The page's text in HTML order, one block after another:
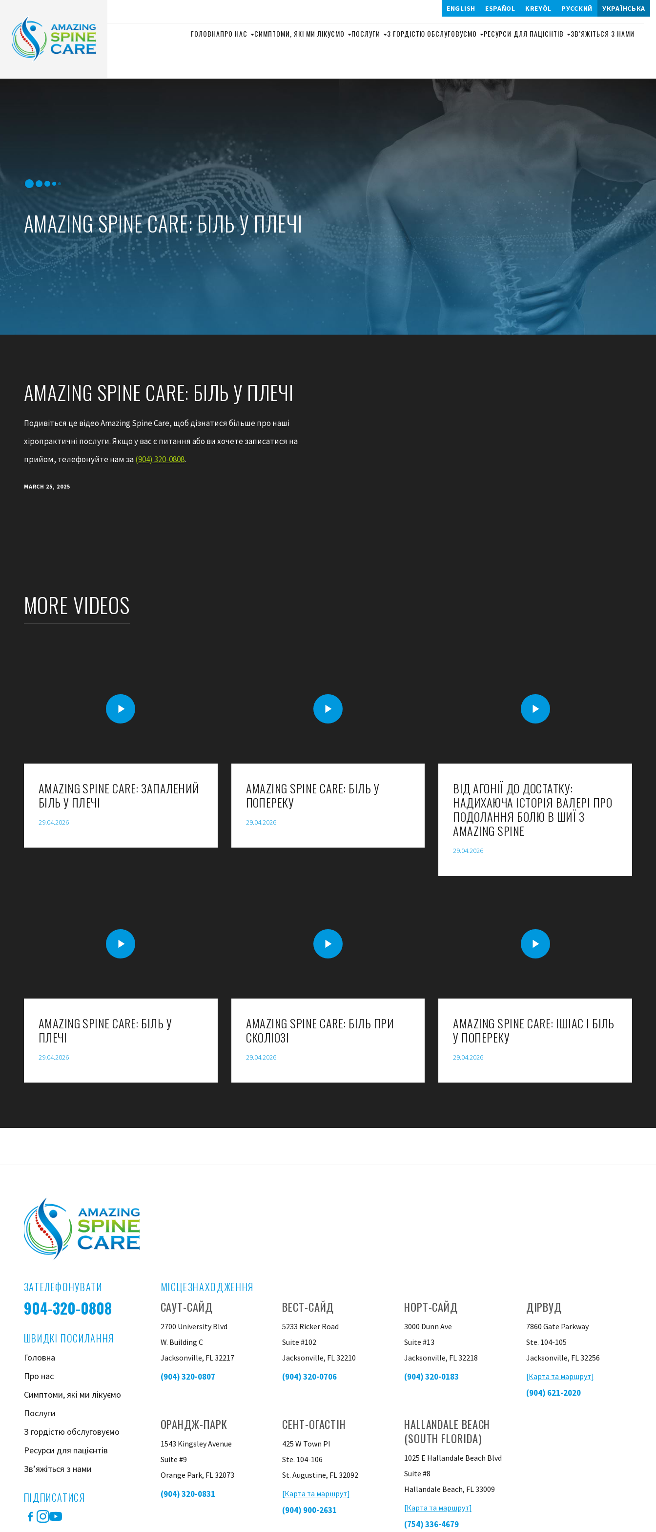
ENGLISH ESPAÑOL KREYÒL РУССКИЙ УКРАЇНСЬКА
904-320-0808
ГОЛОВНАПРО НАС СИМПТОМИ, ЯКІ МИ ЛІКУЄМО ПОСЛУГИ
ДИВЕРСИФІКОВАНА ТЕХНІКА
ЕЛЕКТРОМІОСТИМУЛЯЦІЯ
ТЕХНІКА ФЛЕКСІЯ-ДИСТРАКЦІЯ
ТЕХНІКА ГОНСТЕД
СПІНАЛЬНА МАНУАЛЬНА
ЛІКУВАННЯ ЗАЩЕМЛЕНОГО
МІОФАСЦІАЛЬНИЙ РЕЛІЗ
З ГОРДІСТЮ ОБСЛУГОВУЄМО РЕСУРСИ ДЛЯ ПАЦІЄНТІВ ЗВ’ЯЖІТЬСЯ З НАМИ
AMAZING SPINE CARE: БІЛЬ У ПЛЕЧІ
AMAZING SPINE CARE: БІЛЬ У ПЛЕЧІ
Подивіться це відео Amazing Spine Care, щоб дізнатися більше про наші
хіропрактичні послуги. Якщо у вас є питання або ви хочете записатися на
прийом, телефонуйте нам за(904) 320-0808.
MARCH 25, 2025
MORE VIDEOS
AMAZING SPINE CARE: ЗАПАЛЕНИЙ
БІЛЬ У ПЛЕЧІ
29.04.2026
AMAZING SPINE CARE: БІЛЬ У
ПОПЕРЕКУ
29.04.2026
ВІД АГОНІЇ ДО ДОСТАТКУ:
НАДИХАЮЧА ІСТОРІЯ ВАЛЕРІ ПРО
ПОДОЛАННЯ БОЛЮ В ШИЇ З
AMAZING SPINE
29.04.2026
AMAZING SPINE CARE: БІЛЬ У
ПЛЕЧІ
29.04.2026
AMAZING SPINE CARE: БІЛЬ ПРИ
СКОЛІОЗІ
29.04.2026
AMAZING SPINE CARE: ІШІАС І БІЛЬ
У ПОПЕРЕКУ
29.04.2026
ЗАТЕЛЕФОНУВАТИ
904-320-0808
ШВИДКІ ПОСИЛАННЯ
Головна
Про нас
Симптоми, які ми лікуємо
Послуги
З гордістю обслуговуємо
Ресурси для пацієнтів
Зв’яжіться з нами
ПІДПИСАТИСЯ
Facebook
Instagram
YouTube
МІСЦЕЗНАХОДЖЕННЯ
САУТ-САЙД
2700 University Blvd
W. Building C
Jacksonville, FL 32217
(904) 320-0807
ВЕСТ-САЙД
5233 Ricker Road
Suite #102
Jacksonville, FL 32210
(904) 320-0706
НОРТ-САЙД
3000 Dunn Ave
Suite #13
Jacksonville, FL 32218
(904) 320-0183
ДІРВУД
7860 Gate Parkway
Ste. 104-105
Jacksonville, FL 32256
[Карта та маршрут]
(904) 621-2020
ОРАНДЖ-ПАРК
1543 Kingsley Avenue
Suite #9
Orange Park, FL 32073
(904) 320-0831
СЕНТ-ОГАСТІН
425 W Town PI
Ste. 104-106
St. Augustine, FL 32092
[Карта та маршрут]
(904) 900-2631
HALLANDALE BEACH
(SOUTH FLORIDA)
1025 E Hallandale Beach Blvd
Suite #8
Hallandale Beach, FL 33009
[Карта та маршрут]
(754) 336-4679